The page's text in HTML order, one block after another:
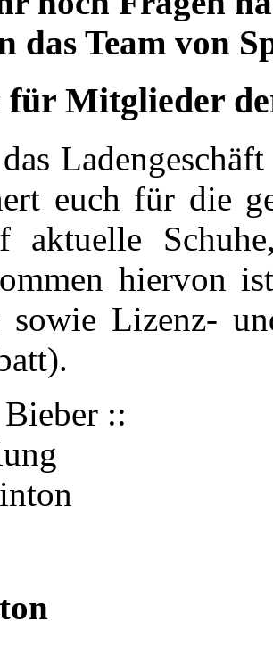
das Team von
für Mitglieder
euch für die
aktuelle
hiervon
sowie Lizenz-